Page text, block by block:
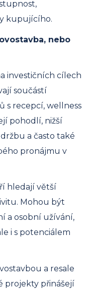
kupujícího.
nebo
investičních cílech
součástí
recepcí, wellness
pohodlí, nižší
a často také
pronájmu v
hledají větší
Mohou být
a osobní užívání,
i s potenciálem
a resale
projekty přinášejí